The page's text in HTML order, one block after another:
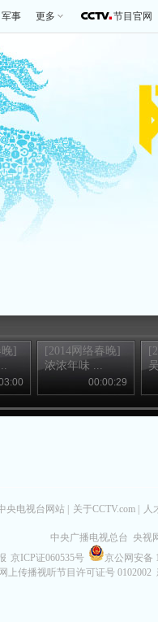
军事 更多 节目官网
]
[2014网络春晚]
浓浓年味 ...
00:00:29
央电视台网站 关于CCTV.com 人
中央广播电视总台 央视
京ICP证060535号
京公网安备
网上传播视听节目许可证号 0102002